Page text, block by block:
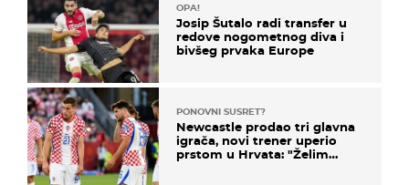
OPA!
Josip Šutalo radi transfer u
redove nogometnog diva i
bivšeg prvaka Europe
PONOVNI SUSRET?
Newcastle prodao tri glavna
igrača, novi trener uperio
prstom u Hrvata: "Želim